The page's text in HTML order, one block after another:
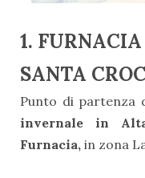
1.
SANTA
Punto di partenza
invernale in
Furnacia, in zona